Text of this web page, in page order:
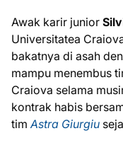
Awak karir junior
Universitatea
bakatnya di asah
mampu menembus
Craiova selama
kontrak habis
timAstra Giurgiu